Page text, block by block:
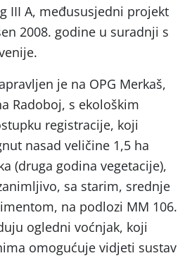
III A, međususjedni projekt
2008. godine u suradnji s
je na OPG Merkaš,
Radoboj, s ekološkim
registracije, koji
nasad veličine 1,5 ha
(druga godina vegetacije),
sa starim, srednje
na podlozi MM 106.
ogledni voćnjak, koji
omogućuje vidjeti sustav